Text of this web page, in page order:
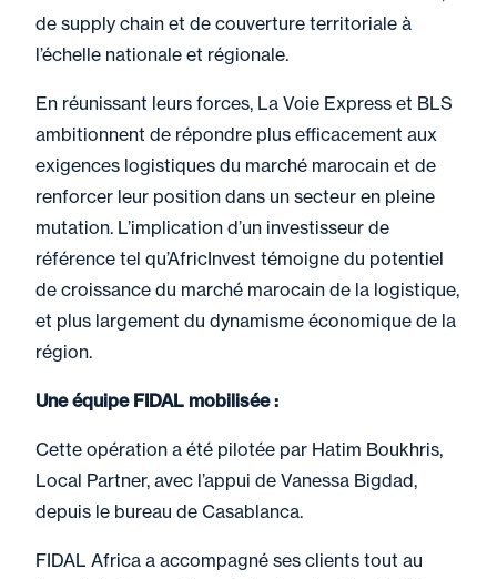
de supply chain et de couverture territoriale à
l’échelle nationale et régionale.
En réunissant leurs forces, La Voie Express et BLS
ambitionnent de répondre plus efficacement aux
exigences logistiques du marché marocain et de
renforcer leur position dans un secteur en pleine
mutation. L’implication d’un investisseur de
référence tel qu’AfricInvest témoigne du potentiel
de croissance du marché marocain de la logistique,
et plus largement du dynamisme économique de la
région.
Une équipe FIDAL mobilisée :
Cette opération a été pilotée par Hatim Boukhris,
Local Partner, avec l’appui de Vanessa Bigdad,
depuis le bureau de Casablanca.
FIDAL Africa a accompagné ses clients tout au